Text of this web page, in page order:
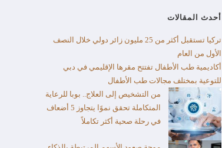
أحدث المقالات
تركيا تستقبل أكثر من 25 مليون زائر دولي خلال النصف
الأول من العام​
أكاديمية طب الأطفال تفتتح مقرها الإقليمي في دبي
للتوعية بمختلف مجالات طب الأطفال
من التشخيص إلى العلاج.. بوبا للرعاية
المتكاملة تحقق نموًا يتجاوز 5 أضعاف
في رحلة صحية أكثر تكاملاً